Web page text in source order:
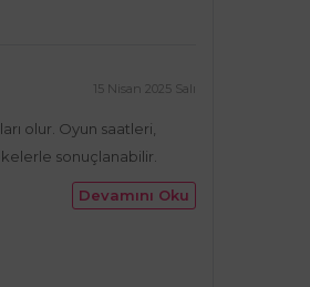
15 Nisan 2025 Salı
olur. Oyun saatleri,
sonuçlanabilir.
Devamını Oku